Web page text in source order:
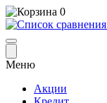
0
Меню
Акции